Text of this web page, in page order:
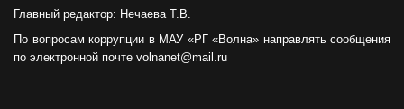
Главный редактор: Нечаева Т.В.
По вопросам коррупции в МАУ «РГ «Волна» направлять сообщения
по электронной почте volnanet@mail.ru